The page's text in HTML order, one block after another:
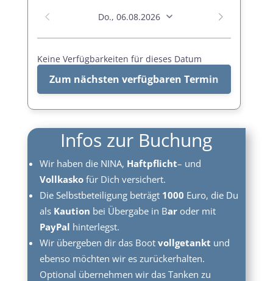
Infos zur Buchung
Wir haben die NINA, Haftpflicht– und
Vollkaskofür Dich versichert.
Die Selbstbeteiligung beträgt 1000 Euro, die Du
als Kaution bei Übergabe in Baroder mit
PayPal hinterlegst.
Wir übergeben dir das Boot vollgetankt und
ebenso möchten wir es zurückerhalten.
Optional übernehmen wir das Tanken zu